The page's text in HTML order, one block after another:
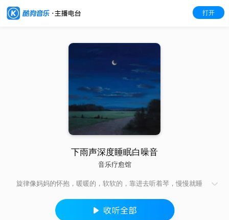
打开
下雨声深度睡眠白噪音
音乐疗愈馆
旋律像妈妈的怀抱，暖暖的，软软的，靠进去听着琴，慢慢就睡